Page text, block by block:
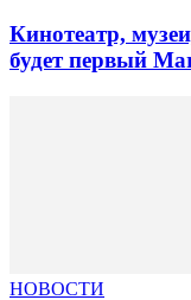
Кинотеатр,
будет первый
НОВОСТИ